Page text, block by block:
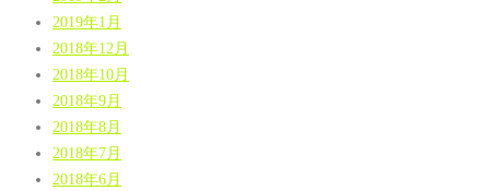
2019年1月
2018年12月
2018年10月
2018年9月
2018年8月
2018年7月
2018年6月